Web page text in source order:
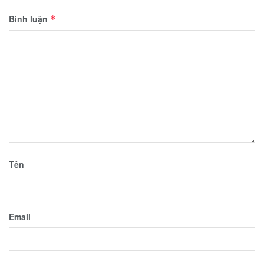
Bình luận *
Tên
Email